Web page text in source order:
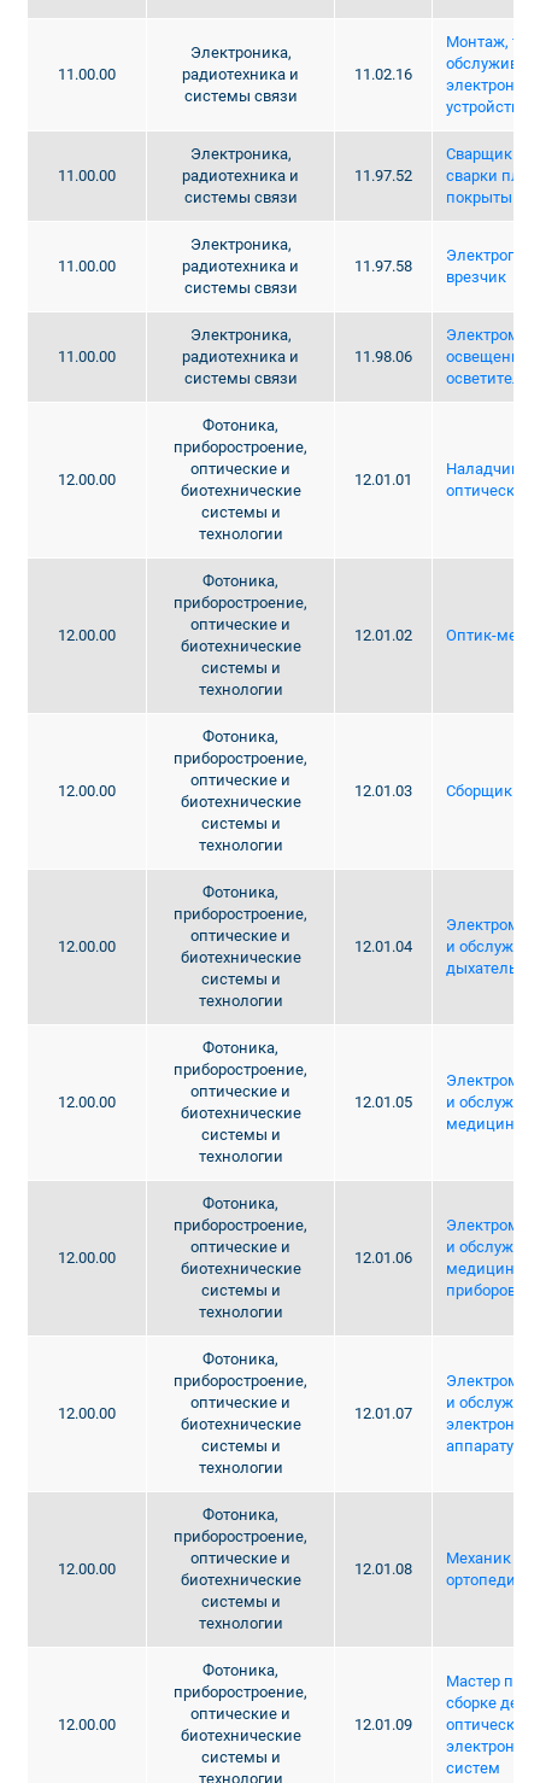
11.00.00
Электроника,
радиотехника и
системы связи
11.02.16
Монтаж,
устройств
11.00.00
Электроника,
радиотехника и
системы связи
11.97.52
Сварщик
сварки
покрытым
11.00.00
Электроника,
радиотехника и
системы связи
11.97.58
врезчик
11.00.00
Электроника,
радиотехника и
системы связи
11.98.06
освещению
12.00.00
Фотоника,
приборостроение,
оптические и
биотехнические
системы и
технологии
12.01.01
Наладчик
12.00.00
Фотоника,
приборостроение,
оптические и
биотехнические
системы и
технологии
12.01.02 Оптик-
12.00.00
Фотоника,
приборостроение,
оптические и
биотехнические
системы и
технологии
12.01.03 Сборщик
12.00.00
Фотоника,
приборостроение,
оптические и
биотехнические
системы и
технологии
12.01.04
и
12.00.00
Фотоника,
приборостроение,
оптические и
биотехнические
системы и
технологии
12.01.05
и
12.00.00
Фотоника,
приборостроение,
оптические и
биотехнические
системы и
технологии
12.01.06
и
приборов
12.00.00
Фотоника,
приборостроение,
оптические и
биотехнические
системы и
технологии
12.01.07
и
аппаратуры
12.00.00
Фотоника,
приборостроение,
оптические и
биотехнические
системы и
технологии
12.01.08
Механик
12.00.00
Фотоника,
приборостроение,
оптические и
биотехнические
системы и
технологии
12.01.09
Мастер по
сборке
оптических
систем